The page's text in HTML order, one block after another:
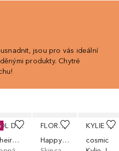
jsou pro vás ideální
produkty. Chytré
SOL DE JANEIRO
Cheirosa Perfume Mist Trio Discovery Set
FLORENCE BY MILLS
Happy Days Skincare Set
KYLIE FRAGRANCE
cosmic